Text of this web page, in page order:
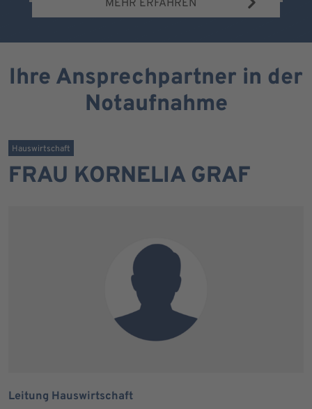
MEHR ERFAHREN
Ihre Ansprechpartner in der
Notaufnahme
Hauswirtschaft
FRAU KORNELIA GRAF
Leitung Hauswirtschaft